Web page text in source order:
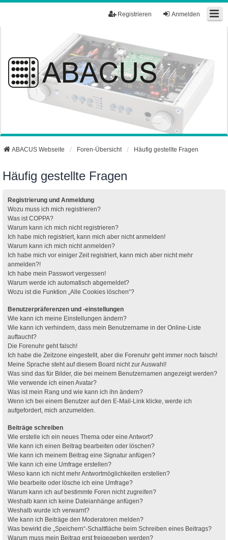
Anmelden
Registrieren
ABACUS Webseite Foren-Übersicht Häufig gestellte Fragen
Häufig gestellte Fragen
Registrierung und Anmeldung
Wozu muss ich mich registrieren?
Was ist COPPA?
Warum kann ich mich nicht registrieren?
Ich habe mich registriert, kann mich aber nicht anmelden!
Warum kann ich mich nicht anmelden?
Ich habe mich vor einiger Zeit registriert, kann mich aber nicht mehr
anmelden?!
Ich habe mein Passwort vergessen!
Warum werde ich automatisch abgemeldet?
Wozu ist die Funktion „Alle Cookies löschen“?
Benutzerpräferenzen und -einstellungen
Wie kann ich meine Einstellungen ändern?
Wie kann ich verhindern, dass mein Benutzername in der Online-Liste
auftaucht?
Die Forenuhr geht falsch!
Ich habe die Zeitzone eingestellt, aber die Forenuhr geht immer noch falsch!
Meine Sprache steht auf diesem Board nicht zur Auswahl!
Was sind das für Bilder, die bei meinem Benutzernamen angezeigt werden?
Wie verwende ich einen Avatar?
Was ist mein Rang und wie kann ich ihn ändern?
Wenn ich bei einem Benutzer auf den E-Mail-Link klicke, werde ich
aufgefordert, mich anzumelden.
Beiträge schreiben
Wie erstelle ich ein neues Thema oder eine Antwort?
Wie kann ich einen Beitrag bearbeiten oder löschen?
Wie kann ich meinem Beitrag eine Signatur anfügen?
Wie kann ich eine Umfrage erstellen?
Wieso kann ich nicht mehr Antwortmöglichkeiten erstellen?
Wie bearbeite oder lösche ich eine Umfrage?
Warum kann ich auf bestimmte Foren nicht zugreifen?
Weshalb kann ich keine Dateianhänge anfügen?
Weshalb wurde ich verwarnt?
Wie kann ich Beiträge den Moderatoren melden?
Was bewirkt die „Speichern“-Schaltfläche beim Schreiben eines Beitrags?
Warum muss mein Beitrag erst freigegeben werden?